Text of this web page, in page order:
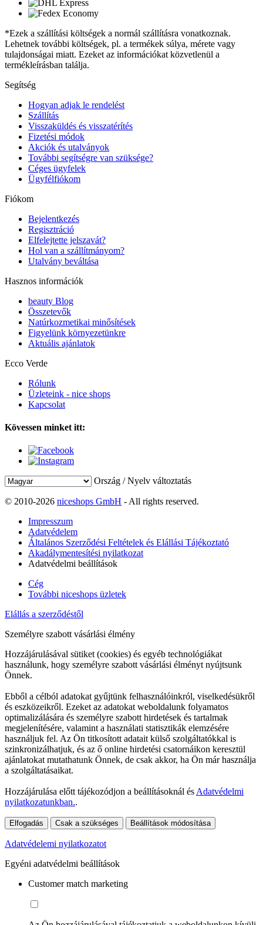
*Ezek a szállítási költségek a normál szállításra vonatkoznak.
Lehetnek további költségek, pl. a termékek súlya, mérete vagy
tulajdonságai miatt. Ezeket az információkat közvetlenül a
termékleírásban találja.
Segítség
Hogyan adjak le rendelést
Szállítás
Visszaküldés és visszatérítés
Fizetési módok
Akciók és utalványok
További segítségre van szüksége?
Céges ügyfelek
Ügyfélfiókom
Fiókom
Bejelentkezés
Regisztráció
Elfelejtette jelszavát?
Hol van a szállítmányom?
Utalvány beváltása
Hasznos információk
beauty Blog
Összetevők
Natúrkozmetikai minősítések
Figyelünk környezetünkre
Aktuális ajánlatok
Ecco Verde
Rólunk
Üzleteink - nice shops
Kapcsolat
Kövessen minket itt:
Ország / Nyelv változtatás
© 2010-2026 niceshops GmbH - All rights reserved.
Impresszum
Adatvédelem
Általános Szerződési Feltételek és Elállási Tájékoztató
Akadálymentesítési nyilatkozat
Adatvédelmi beállítások
Cég
További niceshops üzletek
Elállás a szerződéstől
Személyre szabott vásárlási élmény
Hozzájárulásával sütiket (cookies) és egyéb technológiákat
használunk, hogy személyre szabott vásárlási élményt nyújtsunk
Önnek.
Ebből a célból adatokat gyűjtünk felhasználóinkról, viselkedésükről
és eszközeikről. Ezeket az adatokat weboldalunk folyamatos
optimalizálására és személyre szabott hirdetések és tartalmak
megjelenítésére, valamint a használati statisztikák elemzésére
használjuk fel. Az Ön titkosított adatait külső szolgáltatókkal is
szinkronizálhatjuk, és az ő online hirdetési csatornáikon keresztül
ajánlatokat mutathatunk Önnek, de csak akkor, ha Ön már használja
a szolgáltatásaikat.
Hozzájárulása előtt tájékozódjon a beállításoknál ésAdatvédelmi
nyilatkozatunkban..
Elfogadás Csak a szükséges Beállítások módosítása
Adatvédelemi nyilatkozatot
Egyéni adatvédelmi beállítások
Customer match marketing